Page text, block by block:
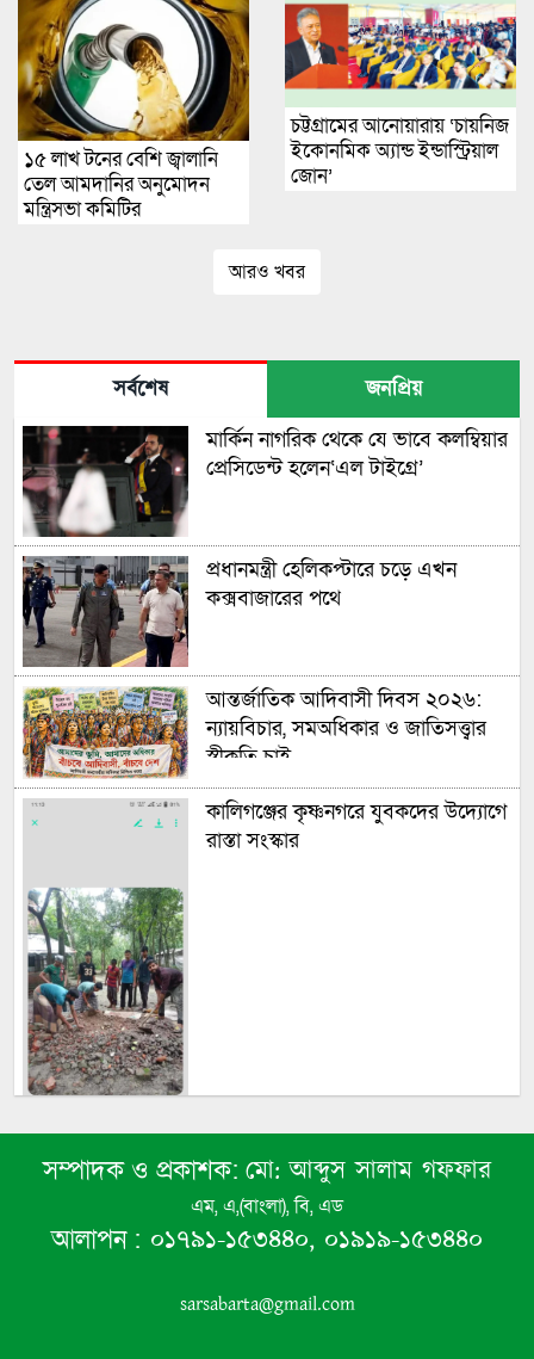
১৫ লাখ টনের বেশি জ্বালানি
তেল আমদানির অনুমোদন
মন্ত্রিসভা কমিটির
চট্টগ্রামের আনোয়ারায় ‘চায়নিজ
ইকোনমিক অ্যান্ড ইন্ডাস্ট্রিয়াল
জোন’
আরও খবর
সর্বশেষ জনপ্রিয়
মার্কিন নাগরিক থেকে যে ভাবে কলম্বিয়ার
প্রেসিডেন্ট হলেন‘এল টাইগ্রে’
প্রধানমন্ত্রী হেলিকপ্টারে চড়ে এখন
কক্সবাজারের পথে
আন্তর্জাতিক আদিবাসী দিবস ২০২৬:
ন্যায়বিচার, সমঅধিকার ও জাতিসত্ত্বার
স্বীকৃতি চাই
কালিগঞ্জের কৃষ্ণনগরে যুবকদের উদ্যোগে
রাস্তা সংস্কার
বসুন্দিয়া স্কুল অ্যান্ড কলেজের প্রাক্তন
ছাত্র-ছাত্রী পরিষদের মাসিক সভা অনুষ্ঠিত
সুজনের মাসিক সভায় ৪ গুরুত্বপূর্ণ
সম্পাদক ও প্রকাশক: মো: আব্দুস সালাম গফফার
এম, এ,(বাংলা), বি, এড
আলাপন : ০১৭৯১-১৫৩৪৪০, ০১৯১৯-১৫৩৪৪০
sarsabarta@gmail.com